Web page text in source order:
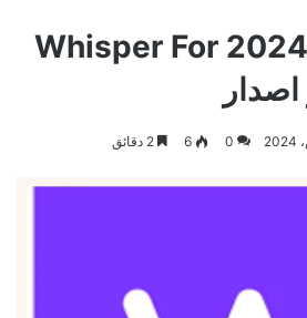
تحميل ويسبر 2024 Whisper For
0
6